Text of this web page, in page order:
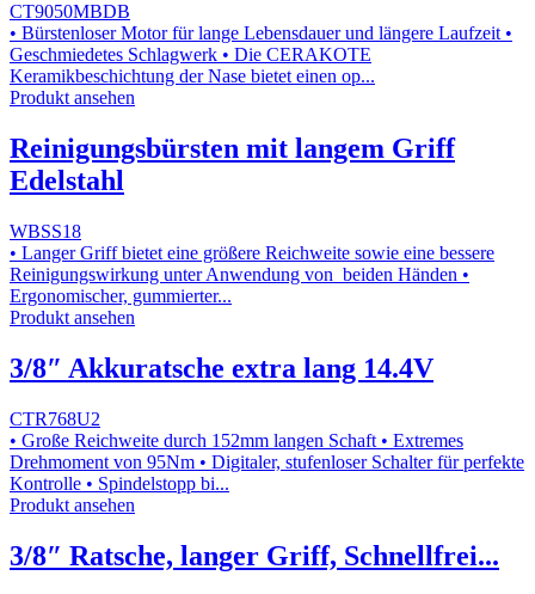
CT9050MBDB
• Bürstenloser Motor für lange Lebensdauer und längere Laufzeit •
Geschmiedetes Schlagwerk • Die CERAKOTE
Keramikbeschichtung der Nase bietet einen op...
Produkt ansehen
Reinigungsbürsten mit langem Griff
Edelstahl
WBSS18
• Langer Griff bietet eine größere Reichweite sowie eine bessere
Reinigungswirkung unter Anwendung von beiden Händen •
Ergonomischer, gummierter...
Produkt ansehen
3/8″ Akkuratsche extra lang 14.4V
CTR768U2
• Große Reichweite durch 152mm langen Schaft • Extremes
Drehmoment von 95Nm • Digitaler, stufenloser Schalter für perfekte
Kontrolle • Spindelstopp bi...
Produkt ansehen
3/8″ Ratsche, langer Griff, Schnellfrei...